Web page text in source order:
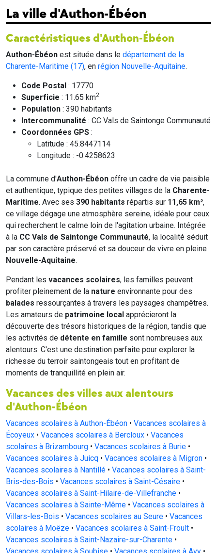
La ville d'Authon-Ébéon
Caractéristiques d'Authon-Ébéon
Authon-Ébéon est située dans le département de la
Charente-Maritime (17), en région Nouvelle-Aquitaine.
Code Postal : 17770
Superficie : 11.65 km2
Population : 390 habitants
Intercommunalité : CC Vals de Saintonge Communauté
Coordonnées GPS :
Latitude : 45.8447114
Longitude : -0.4258623
La commune d'Authon-Ébéon offre un cadre de vie paisible
et authentique, typique des petites villages de la Charente-
Maritime. Avec ses 390 habitants répartis sur 11,65 km²,
ce village dégage une atmosphère sereine, idéale pour ceux
qui recherchent le calme loin de l'agitation urbaine. Intégrée
à la CC Vals de Saintonge Communauté, la localité séduit
par son caractère préservé et sa douceur de vivre en pleine
Nouvelle-Aquitaine.
Pendant les vacances scolaires, les familles peuvent
profiter pleinement de la nature environnante pour des
balades ressourçantes à travers les paysages champêtres.
Les amateurs de patrimoine local apprécieront la
découverte des trésors historiques de la région, tandis que
les activités de détente en famille sont nombreuses aux
alentours. C'est une destination parfaite pour explorer la
richesse du terroir saintongeais tout en profitant de
moments de tranquillité en plein air.
Vacances des villes aux alentours
d'Authon-Ébéon
Vacances scolaires à Authon-Ébéon • Vacances scolaires à
Écoyeux • Vacances scolaires à Bercloux • Vacances
scolaires à Brizambourg • Vacances scolaires à Burie •
Vacances scolaires à Juicq • Vacances scolaires à Migron •
Vacances scolaires à Nantillé • Vacances scolaires à Saint-
Bris-des-Bois • Vacances scolaires à Saint-Césaire •
Vacances scolaires à Saint-Hilaire-de-Villefranche •
Vacances scolaires à Sainte-Même • Vacances scolaires à
Villars-les-Bois • Vacances scolaires au Seure • Vacances
scolaires à Moëze • Vacances scolaires à Saint-Froult •
Vacances scolaires à Saint-Nazaire-sur-Charente •